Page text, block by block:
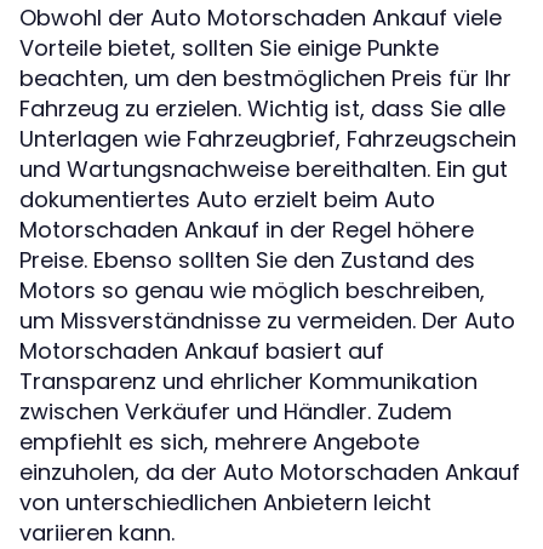
Obwohl der Auto Motorschaden Ankauf viele
Vorteile bietet, sollten Sie einige Punkte
beachten, um den bestmöglichen Preis für Ihr
Fahrzeug zu erzielen. Wichtig ist, dass Sie alle
Unterlagen wie Fahrzeugbrief, Fahrzeugschein
und Wartungsnachweise bereithalten. Ein gut
dokumentiertes Auto erzielt beim Auto
Motorschaden Ankauf in der Regel höhere
Preise. Ebenso sollten Sie den Zustand des
Motors so genau wie möglich beschreiben,
um Missverständnisse zu vermeiden. Der Auto
Motorschaden Ankauf basiert auf
Transparenz und ehrlicher Kommunikation
zwischen Verkäufer und Händler. Zudem
empfiehlt es sich, mehrere Angebote
einzuholen, da der Auto Motorschaden Ankauf
von unterschiedlichen Anbietern leicht
variieren kann.